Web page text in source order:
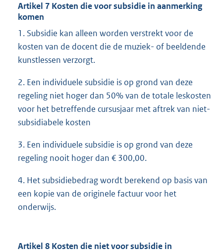
Artikel 7 Kosten die voor subsidie in aanmerking
komen
1. Subsidie kan alleen worden verstrekt voor de
kosten van de docent die de muziek- of beeldende
kunstlessen verzorgt.
2. Een individuele subsidie is op grond van deze
regeling niet hoger dan 50% van de totale leskosten
voor het betreffende cursusjaar met aftrek van niet-
subsidiabele kosten
3. Een individuele subsidie is op grond van deze
regeling nooit hoger dan € 300,00.
4. Het subsidiebedrag wordt berekend op basis van
een kopie van de originele factuur voor het
onderwijs.
Artikel 8 Kosten die niet voor subsidie in